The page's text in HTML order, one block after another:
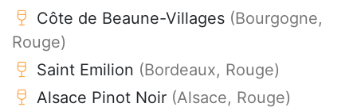
Côte de Beaune-Villages (Bourgogne,
Rouge)
Saint Emilion (Bordeaux, Rouge)
Alsace Pinot Noir (Alsace, Rouge)